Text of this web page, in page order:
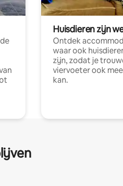
Huisdieren zijn
Ontdek
waar ook
zijn, zodat je
viervoeter ook
kan.